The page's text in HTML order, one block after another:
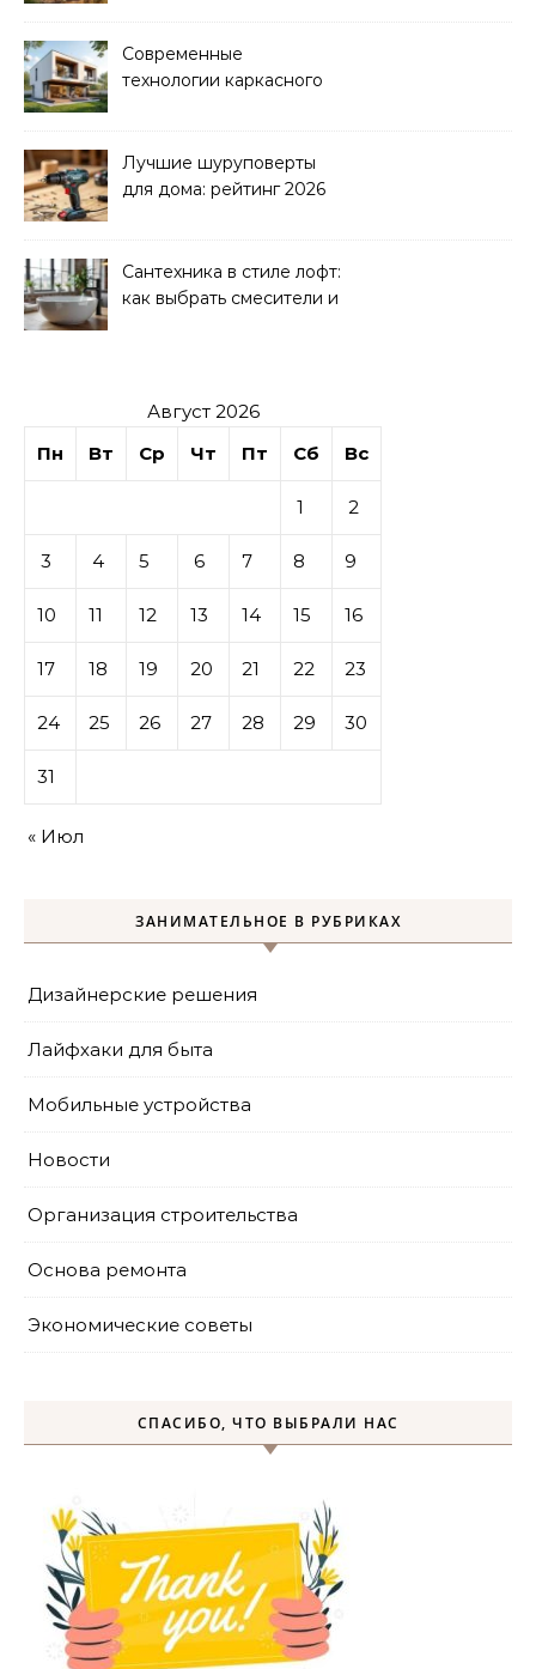
Современные
технологии каркасного
Лучшие шуруповерты
для дома: рейтинг 2026
Сантехника в стиле лофт:
как выбрать смесители и
Август 2026
Пн
Вт Ср Чт Пт Сб Вс
1 2
3 4 5 6 7 8 9
10 11 12 13 14 15 16
17 18 19 20 21 22 23
24 25 26 27 28 29 30
31
« Июл
ЗАНИМАТЕЛЬНОЕ В РУБРИКАХ
Дизайнерские решения
Лайфхаки для быта
Мобильные устройства
Новости
Организация строительства
Основа ремонта
Экономические советы
СПАСИБО, ЧТО ВЫБРАЛИ НАС